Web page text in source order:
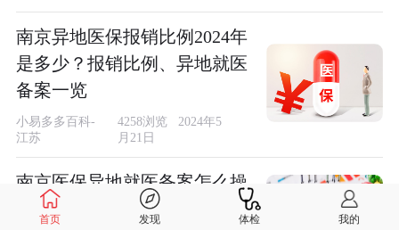
南京异地医保报销比例2024年
是多少？报销比例、异地就医
备案一览
小易多多百科-
江苏
4258浏览 2024年5
月21日
南京医保异地就医备案怎么操
作？办理材料、办理途径一览
首页 发现 体检 我的